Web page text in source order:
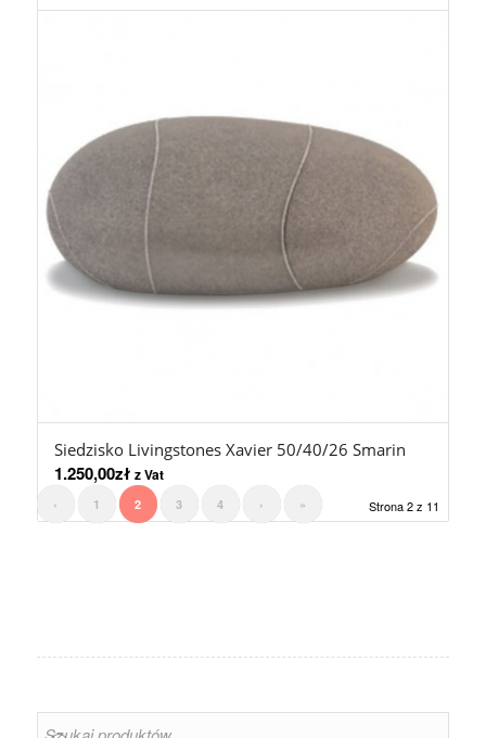
Siedzisko Livingstones Xavier 50/40/26 Smarin
1.250,00zł z Vat
Strona 2 z 11
‹ 1 2 3 4 › »